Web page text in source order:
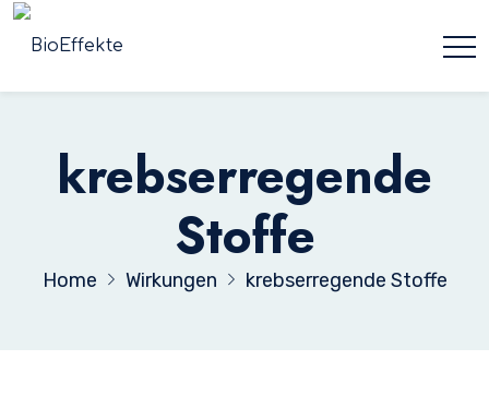
krebserregende
Stoffe
Home Wirkungen krebserregende Stoffe